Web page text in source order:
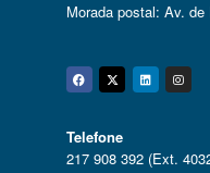
Morada postal: Av.
Facebook
Twitter
Telefone
217 908 392 (Ext.